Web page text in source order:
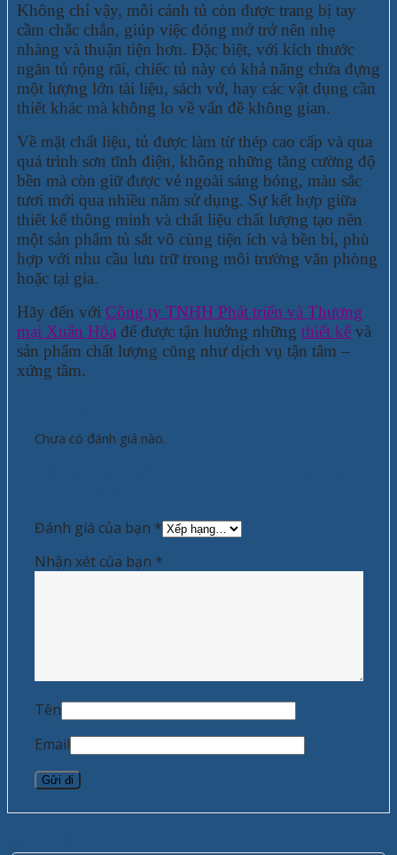
Không chỉ vậy, mỗi cánh tủ còn được trang bị tay
cầm chắc chắn, giúp việc đóng mở trở nên nhẹ
nhàng và thuận tiện hơn. Đặc biệt, với kích thước
ngăn tủ rộng rãi, chiếc tủ này có khả năng chứa đựng
một lượng lớn tài liệu, sách vở, hay các vật dụng cần
thiết khác mà không lo về vấn đề không gian.
Về mặt chất liệu, tủ được làm từ thép cao cấp và qua
quá trình sơn tĩnh điện, không những tăng cường độ
bền mà còn giữ được vẻ ngoài sáng bóng, màu sắc
tươi mới qua nhiều năm sử dụng. Sự kết hợp giữa
thiết kế thông minh và chất liệu chất lượng tạo nên
một sản phẩm tủ sắt vô cùng tiện ích và bền bỉ, phù
hợp với nhu cầu lưu trữ trong môi trường văn phòng
hoặc tại gia.
Hãy đến với Công ty TNHH Phát triển và Thương
mại Xuân Hòa để được tận hưởng những thiết kếvà
sản phẩm chất lượng cũng như dịch vụ tận tâm –
xứng tầm.
Chưa có đánh giá nào.
Đánh giá của bạn *
Nhận xét của bạn *
Tên
Email